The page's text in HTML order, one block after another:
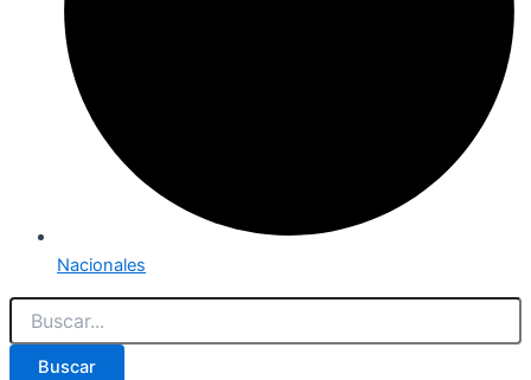
Nacionales
Buscar